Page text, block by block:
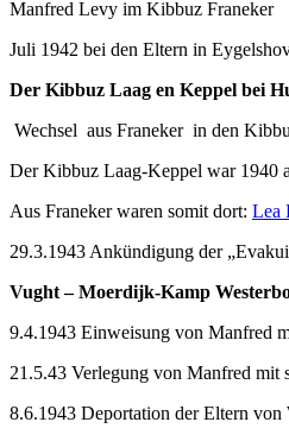
Manfred Levy im Kibbuz Franeker
Juli 1942 bei den Eltern in
Der Kibbuz Laag en Keppel bei
Wechsel aus Franeker in den
Der Kibbuz Laag-Keppel war 1940
Aus Franeker waren somit dort: Lea
29.3.1943 Ankündigung der
Vught – Moerdijk-Kamp
9.4.1943 Einweisung von Manfred
21.5.43 Verlegung von Manfred
8.6.1943 Deportation der Eltern von